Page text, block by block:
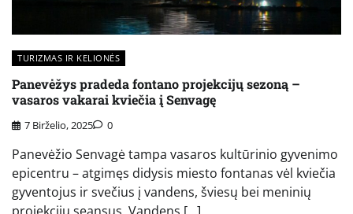
TURIZMAS IR KELIONĖS
Panevėžys pradeda fontano projekcijų sezoną –
vasaros vakarai kviečia į Senvagę
7 Birželio, 2025 0
Panevėžio Senvagė tampa vasaros kultūrinio gyvenimo
epicentru – atgimęs didysis miesto fontanas vėl kviečia
gyventojus ir svečius į vandens, šviesų bei meninių